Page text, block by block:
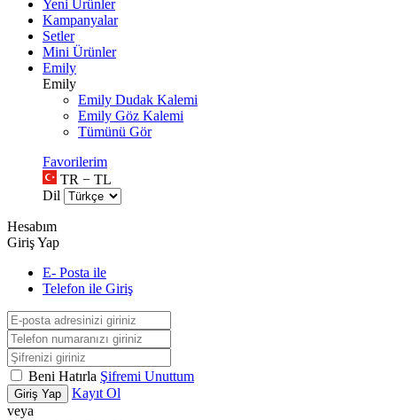
Yeni Ürünler
Kampanyalar
Setler
Mini Ürünler
Emily
Emily
Emily Dudak Kalemi
Emily Göz Kalemi
Tümünü Gör
Favorilerim
TR − TL
Dil
Hesabım
Giriş Yap
E- Posta ile
Telefon ile Giriş
Beni Hatırla Şifremi Unuttum
Giriş Yap
Kayıt Ol
veya